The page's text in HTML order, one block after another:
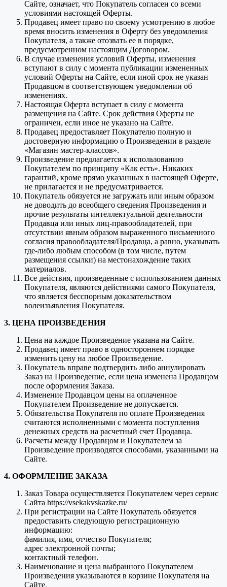
Сайте, означает, что Покупатель согласен со всеми
условиями настоящей Оферты.
Продавец имеет право по своему усмотрению в любое
время вносить изменения в Оферту без уведомления
Покупателя, а также отозвать ее в порядке,
предусмотренном настоящим Договором.
В случае изменения условий Оферты, изменения
вступают в силу с момента публикации измененных
условий Оферты на Сайте, если иной срок не указан
Продавцом в соответствующем уведомлении об
изменениях.
Настоящая Оферта вступает в силу с момента
размещения на Сайте. Срок действия Оферты не
ограничен, если иное не указано на Сайте.
Продавец предоставляет Покупателю полную и
достоверную информацию о Произведении в разделе
«Магазин мастер-классов».
Произведение предлагается к использованию
Покупателем по принципу «Как есть». Никаких
гарантий, кроме прямо указанных в настоящей Оферте,
не прилагается и не предусматривается.
Покупатель обязуется не загружать или иным образом
не доводить до всеобщего сведения Произведения и
прочие результаты интеллектуальной деятельности
Продавца или иных лиц-правообладателей, при
отсутствии явным образом выраженного письменного
согласия правообладателя/Продавца, а равно, указывать
где-либо любым способом (в том числе, путем
размещения ссылки) на местонахождение таких
материалов.
Все действия, произведенные с использованием данных
Покупателя, являются действиями самого Покупателя,
что является бесспорным доказательством
волеизъявления Покупателя.
3. ЦЕНА ПРОИЗВЕДЕНИЯ
Цена на каждое Произведение указана на Сайте.
Продавец имеет право в одностороннем порядке
изменить цену на любое Произведение.
Покупатель вправе подтвердить либо аннулировать
Заказ на Произведение, если цена изменена Продавцом
после оформления Заказа.
Изменение Продавцом цены на оплаченное
Покупателем Произведение не допускается.
Обязательства Покупателя по оплате Произведения
считаются исполненными с момента поступления
денежных средств на расчетный счет Продавца.
Расчеты между Продавцом и Покупателем за
Произведение производятся способами, указанными на
Сайте.
4. ОФОРМЛЕНИЕ ЗАКАЗА
Заказ Товара осуществляется Покупателем через сервис
Сайта https://vsekakvskazke.ru/
При регистрации на Сайте Покупатель обязуется
предоставить следующую регистрационную
информацию:
фамилия, имя, отчество Покупателя;
адрес электронной почты;
контактный телефон.
Наименование и цена выбранного Покупателем
Произведения указываются в корзине Покупателя на
Сайте.